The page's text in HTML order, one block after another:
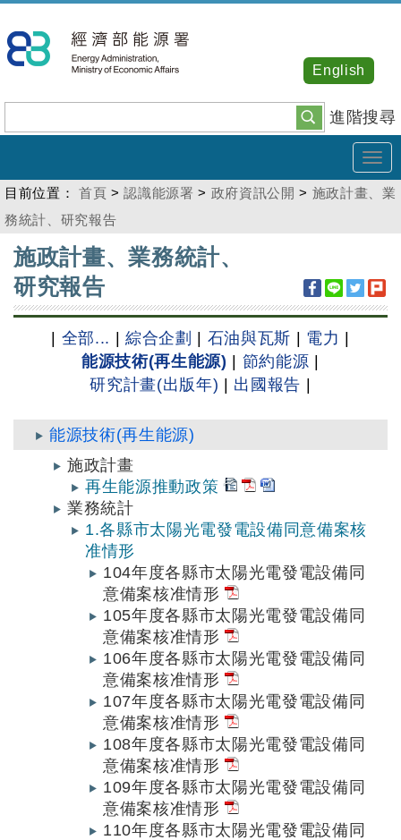
到
主
內
容
進階搜尋
English
目前位置： 首頁 >認識能源署 > 政府資訊公開 > 施政計畫、業
務統計、研究報告
:::
施政計畫、業務統計、
研究報告
全部... 綜合企劃 石油與瓦斯 電力
能源技術(再生能源)
節約能源
研究計畫(出版年)
出國報告
能源技術(再生能源)
施政計畫
再生能源推動政策
業務統計
1.各縣市太陽光電發電設備同意備案核
准情形
104年度各縣市太陽光電發電設備同
意備案核准情形
105年度各縣市太陽光電發電設備同
意備案核准情形
106年度各縣市太陽光電發電設備同
意備案核准情形
107年度各縣市太陽光電發電設備同
意備案核准情形
108年度各縣市太陽光電發電設備同
意備案核准情形
109年度各縣市太陽光電發電設備同
意備案核准情形
110年度各縣市太陽光電發電設備同